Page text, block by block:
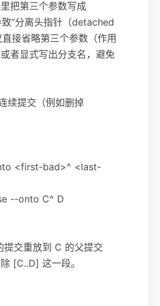
把第三个参数写成
“分离头指针（detached
接省略第三个参数（作用
者显式写出分支名，避免
续提交（例如删掉
<first-bad>^ <last-
--onto C^ D
提交重放到 C 的父提交
[C..D] 这一段。